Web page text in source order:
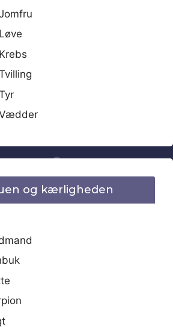
og kærligheden